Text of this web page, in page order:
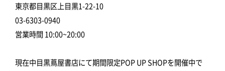
東京都目黒区上目黒1-22-10
03-6303-0940
営業時間 10:00~20:00
現在中目黒蔦屋書店にて期間限定POP UP SHOPを開催中で